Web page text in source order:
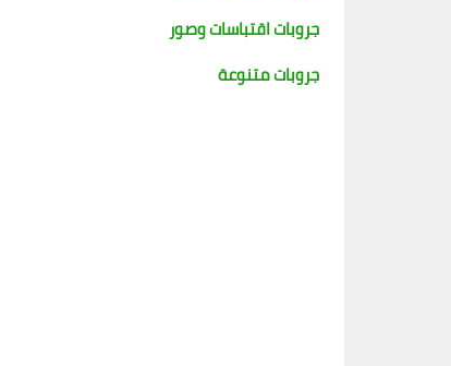
جروبات اقتباسات وصور
جروبات متنوعة